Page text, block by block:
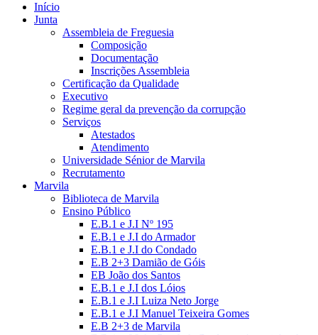
Início
Junta
Assembleia de Freguesia
Composição
Documentação
Inscrições Assembleia
Certificação da Qualidade
Executivo
Regime geral da prevenção da corrupção
Serviços
Atestados
Atendimento
Universidade Sénior de Marvila
Recrutamento
Marvila
Biblioteca de Marvila
Ensino Público
E.B.1 e J.I Nº 195
E.B.1 e J.I do Armador
E.B.1 e J.I do Condado
E.B 2+3 Damião de Góis
EB João dos Santos
E.B.1 e J.I dos Lóios
E.B.1 e J.I Luiza Neto Jorge
E.B.1 e J.I Manuel Teixeira Gomes
E.B 2+3 de Marvila